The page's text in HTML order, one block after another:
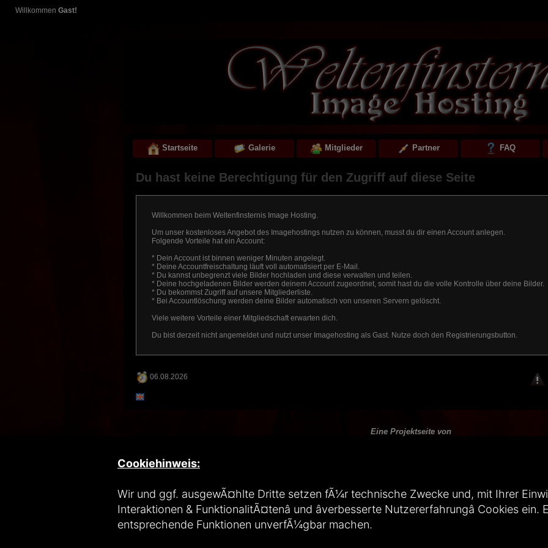
Cookiehinweis:
Wir und ggf. ausgewÃ¤hlte Dritte setzen fÃ¼r technische Zwecke und, mit Ihrer
Interaktionen & FunktionalitÃ¤tenâ und âverbesserte Nutzererfahrungâ Cookies
entsprechende Funktionen unverfÃ¼gbar machen.
Willkommen Gast!
Startseite Galerie Mitglieder Partner FAQ
Du hast keine Berechtigung für den Zugriff auf diese Seite
Willkommen beim Weltenfinsternis Image Hosting.
Um unser kostenloses Angebot des Imagehostings nutzen zu können, musst du dir einen Account anlegen.
Folgende Vorteile hat ein Account:
* Dein Account ist binnen weniger Minuten angelegt.
* Deine Accountfreischaltung läuft voll automatisiert per E-Mail.
* Du kannst unbegrenzt viele Bilder hochladen und diese verwalten und teilen.
* Deine hochgeladenen Bilder werden deinem Account zugeordnet, somit hast du die volle Kontrolle über deine Bilder.
* Du bekommst Zugriff auf unsere Mitgliederliste.
* Bei Accountlöschung werden deine Bilder automatisch von unseren Servern gelöscht.
Viele weitere Vorteile einer Mitgliedschaft erwarten dich.
Du bist derzeit nicht angemeldet und nutzt unser Imagehosting als Gast. Nutze doch den Registrierungsbutton.
06.08.2026
Eine Projektseite von
---